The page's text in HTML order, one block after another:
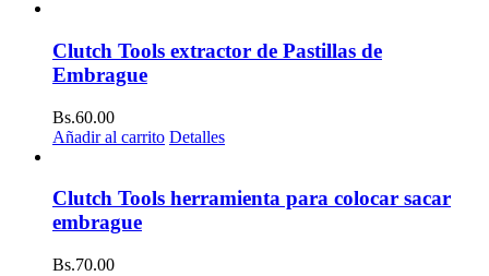
Clutch Tools extractor de Pastillas de
Embrague
Bs.60.00
Añadir al carrito Detalles
Clutch Tools herramienta para colocar sacar
embrague
Bs.70.00